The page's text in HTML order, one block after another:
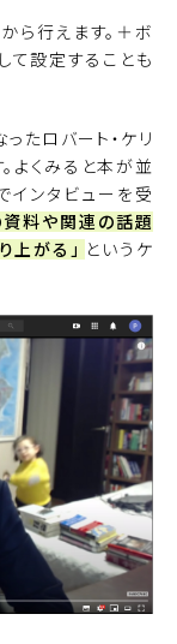
ら行えます。＋ボ
て設定することも
たロバート・ケリ
よくみると本が並
インタビューを受
料や関連の話題
上がる」 というケ